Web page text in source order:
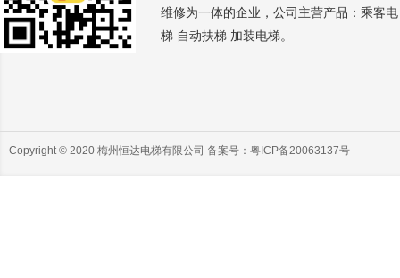
维修为一体的企业，公司主营产品：乘客电
梯 自动扶梯 加装电梯。
Copyright © 2020 梅州恒达电梯有限公司 备案号： 粤ICP备20063137号